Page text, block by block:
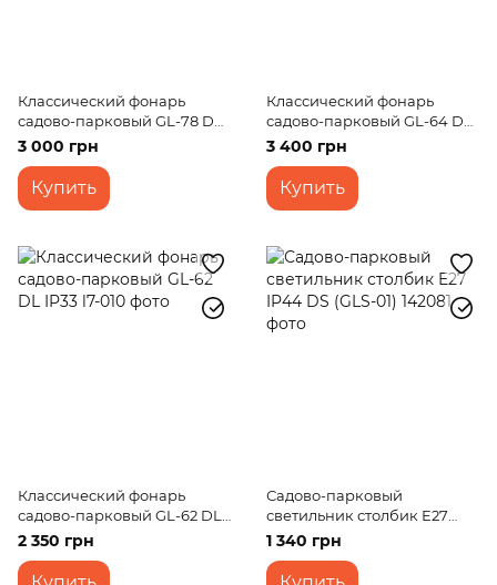
Классический фонарь
садово-парковый GL-78 DL
IP33
3 000 грн
Купить
Классический фонарь
садово-парковый GL-64 D
IP33
3 400 грн
Купить
Классический фонарь
садово-парковый GL-62 DL
IP33
2 350 грн
Садово-парковый
светильник столбик E27
IP44 DS (GLS-01)
1 340 грн